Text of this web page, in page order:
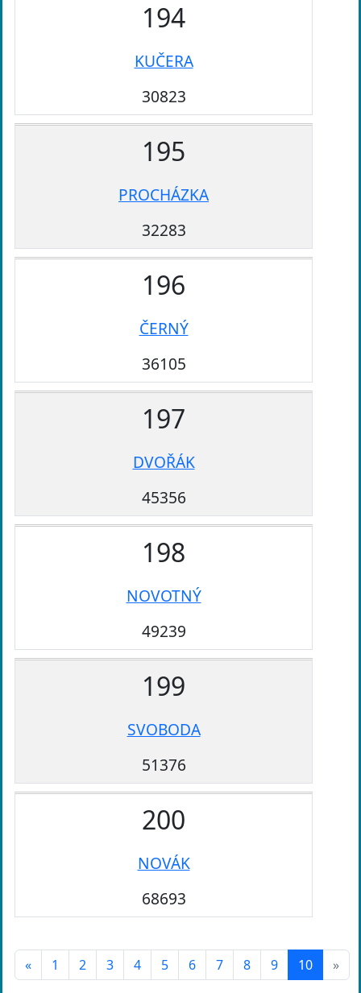
194
KUČERA
30823
195
PROCHÁZKA
32283
196
ČERNÝ
36105
197
DVOŘÁK
45356
198
NOVOTNÝ
49239
199
SVOBODA
51376
200
NOVÁK
68693
« 1 2 3 4 5 6 7 8 9 10 »